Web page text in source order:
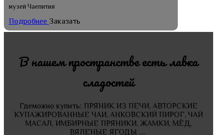
музей Чаепития
Подробнее Заказать
В нашем пространстве есть лавка
сладостей
Гдеможно купить: ПРЯНИК ИЗ ПЕЧИ, АВТОРСКИЕ
КУПАЖИРОВАННЫЕ ЧАИ, АНКОВСКИЙ ПИРОГ, ЧАЙ
МАСАЛ, ИМБИРНЫЕ ПРЯНИКИ, ЖАМКИ, МЁД,
ВЯЛЕНЫЕ ЯГОДЫ ….